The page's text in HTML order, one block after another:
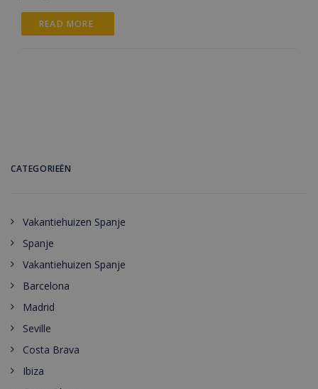
READ MORE
CATEGORIEËN
Vakantiehuizen Spanje
Spanje
Vakantiehuizen Spanje
Barcelona
Madrid
Seville
Costa Brava
Ibiza